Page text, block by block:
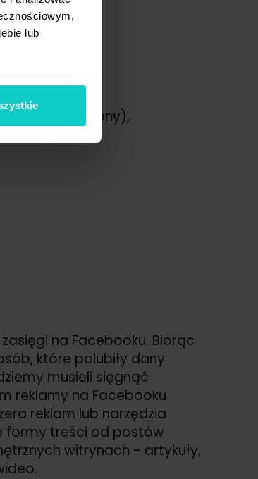
lub
treści:
Fasttony),
na Facebooku. Biorąc
które polubiły dany
musieli sięgnąć
reklamy na Facebooku
reklam lub narzędzia
formy treści od postów
witrynach - artykuły,